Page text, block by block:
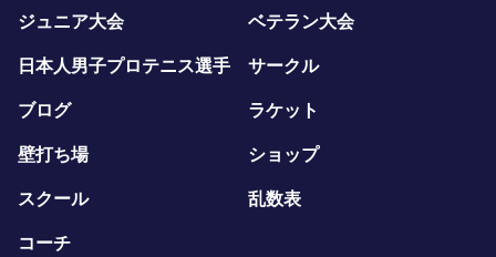
ジュニア大会 ベテラン大会
日本人男子プロテニス選手 サークル
ブログ ラケット
壁打ち場 ショップ
スクール 乱数表
コーチ